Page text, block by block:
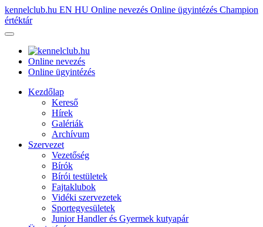
kennelclub.hu EN HU Online nevezés Online ügyintézés Champion
értéktár
Online nevezés
Online ügyintézés
Kezdőlap
Kereső
Hírek
Galériák
Archívum
Szervezet
Vezetőség
Bírók
Bírói testületek
Fajtaklubok
Vidéki szervezetek
Sportegyesületek
Junior Handler és Gyermek kutyapár